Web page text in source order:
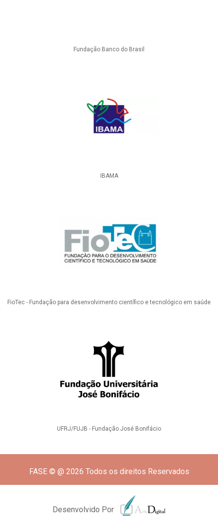
Fundação Banco do Brasil
IBAMA
FioTec - Fundação para desenvolvimento científico e tecnológico em saúde
UFRJ/FUJB - Fundação José Bonifácio
FASE © @ 2026 Todos os direitos Reservados
Desenvolvido Por